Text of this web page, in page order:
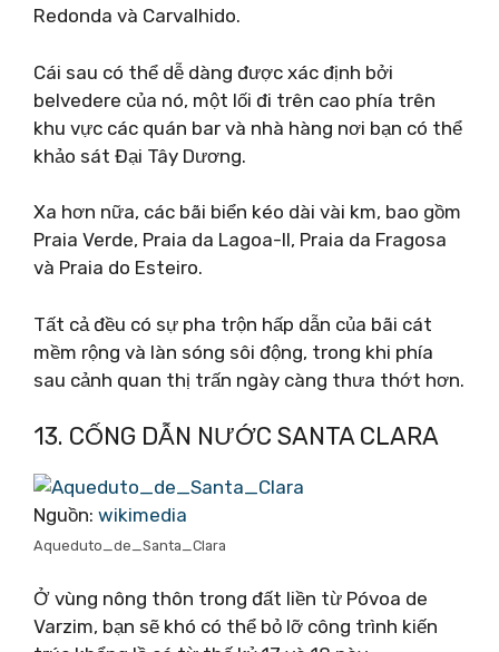
Redonda và Carvalhido.
Cái sau có thể dễ dàng được xác định bởi
belvedere của nó, một lối đi trên cao phía trên
khu vực các quán bar và nhà hàng nơi bạn có thể
khảo sát Đại Tây Dương.
Xa hơn nữa, các bãi biển kéo dài vài km, bao gồm
Praia Verde, Praia da Lagoa-II, Praia da Fragosa
và Praia do Esteiro.
Tất cả đều có sự pha trộn hấp dẫn của bãi cát
mềm rộng và làn sóng sôi động, trong khi phía
sau cảnh quan thị trấn ngày càng thưa thớt hơn.
13. CỐNG DẪN NƯỚC SANTA CLARA
Nguồn: wikimedia
Aqueduto_de_Santa_Clara
Ở vùng nông thôn trong đất liền từ Póvoa de
Varzim, bạn sẽ khó có thể bỏ lỡ công trình kiến ​​